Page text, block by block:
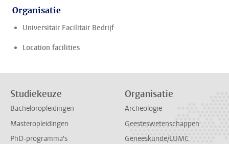
Organisatie
Universitair Facilitair Bedrijf
Location facilities
Studiekeuze
Bacheloropleidingen
Masteropleidingen
PhD-programma's
Organisatie
Archeologie
Geesteswetenschappen
Geneeskunde/LUMC